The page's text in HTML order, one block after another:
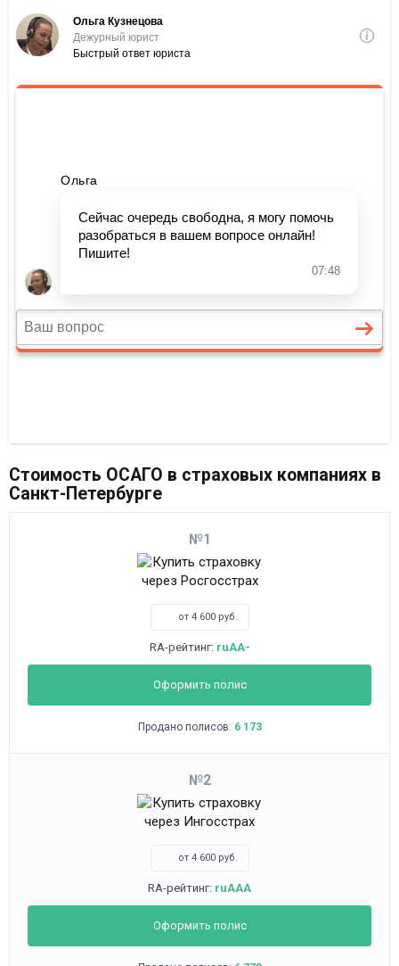
Стоимость ОСАГО в страховых компаниях в
Санкт-Петербурге
1
от 4 600 руб.
RA-рейтинг: ruAA-
Оформить полис
Продано полисов: 6 173
2
от 4 600 руб.
RA-рейтинг: ruAAA
Оформить полис